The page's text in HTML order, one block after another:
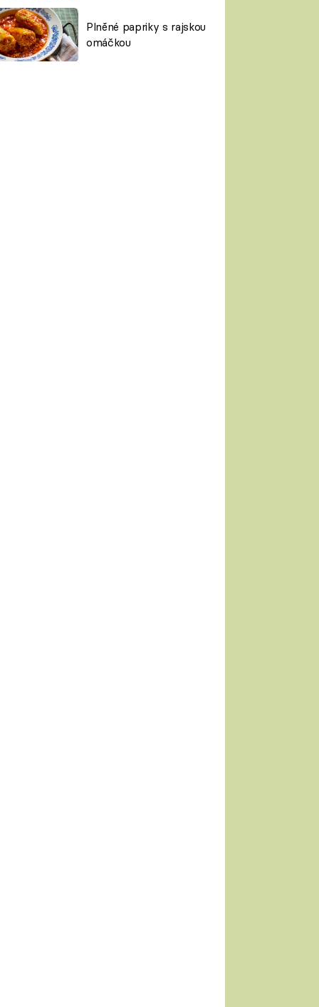
Plněné papriky s rajskou
omáčkou